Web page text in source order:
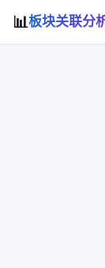
📊板块关联分